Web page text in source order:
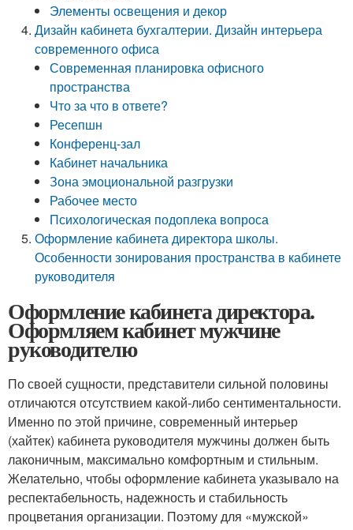
Элементы освещения и декор
Дизайн кабинета бухгалтерии. Дизайн интерьера
современного офиса
Современная планировка офисного
пространства
Что за что в ответе?
Ресепшн
Конференц-зал
Кабинет начальника
Зона эмоциональной разгрузки
Рабочее место
Психологическая подоплека вопроса
Оформление кабинета директора школы.
Особенности зонирования пространства в кабинете
руководителя
Оформление кабинета директора.
Оформляем кабинет мужчине
руководителю
По своей сущности, представители сильной половины
отличаются отсутствием какой-либо сентиментальности.
Именно по этой причине, современный интерьер
(хайтек) кабинета руководителя мужчины должен быть
лаконичным, максимально комфортным и стильным.
Желательно, чтобы оформление кабинета указывало на
респектабельность, надежность и стабильность
процветания организации. Поэтому для «мужской»